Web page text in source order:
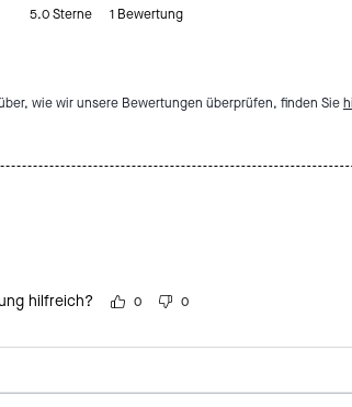
5.0Sterne 1 Bewertung
wie wir unsere Bewertungen überprüfen, finden Sie
hilfreich? 0 0